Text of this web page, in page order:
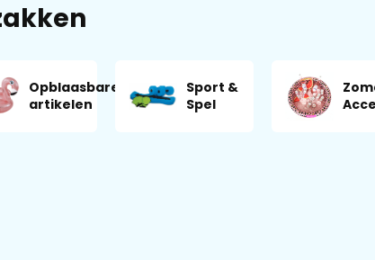
Opblaasbare
artikelen
Sport &
Spel